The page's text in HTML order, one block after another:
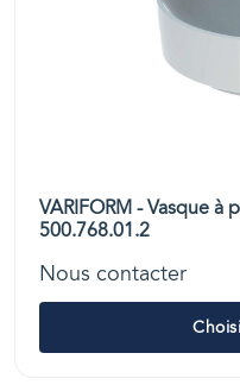
VARIFORM - Vasque à
500.768.01.2
Nous contacter